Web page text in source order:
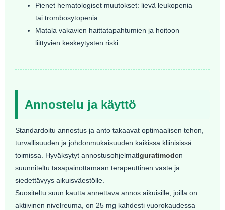
Pienet hematologiset muutokset: lievä leukopenia
tai trombosytopenia
Matala vakavien haittatapahtumien ja hoitoon
liittyvien keskeytysten riski
Annostelu ja käyttö
Standardoitu annostus ja anto takaavat optimaalisen tehon,
turvallisuuden ja johdonmukaisuuden kaikissa kliinisissä
toimissa. Hyväksytyt annostusohjelmatIguratimodon
suunniteltu tasapainottamaan terapeuttinen vaste ja
siedettävyys aikuisväestölle.
Suositeltu suun kautta annettava annos aikuisille, joilla on
aktiivinen nivelreuma, on 25 mg kahdesti vuorokaudessa